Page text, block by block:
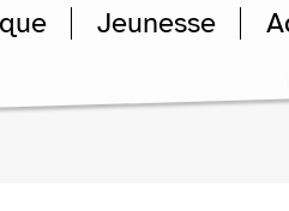
Jeunesse